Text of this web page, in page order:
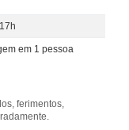
em 1 pessoa
ferimentos,